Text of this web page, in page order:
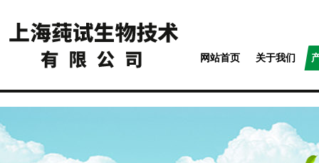
网站首页 关于我们